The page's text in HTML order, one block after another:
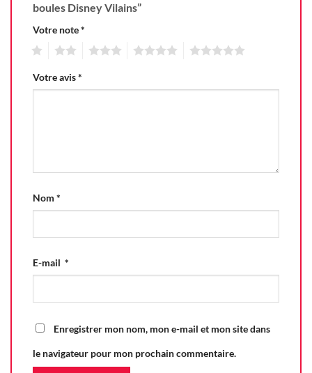
boules Disney Vilains”
Votre note*
Votre avis*
Nom *
E-mail *
Enregistrer mon nom, mon e-mail et mon site dans
le navigateur pour mon prochain commentaire.